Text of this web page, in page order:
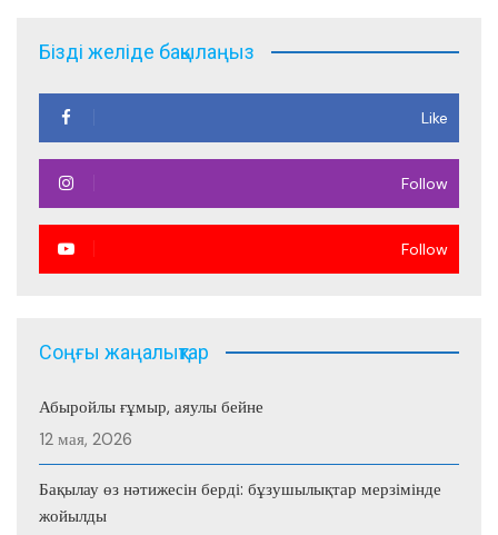
Бізді желіде бақылаңыз
Like
Follow
Follow
Соңғы жаңалықтар
Абыройлы ғұмыр, аяулы бейне
12 мая, 2026
Бақылау өз нәтижесін берді: бұзушылықтар мерзімінде
жойылды